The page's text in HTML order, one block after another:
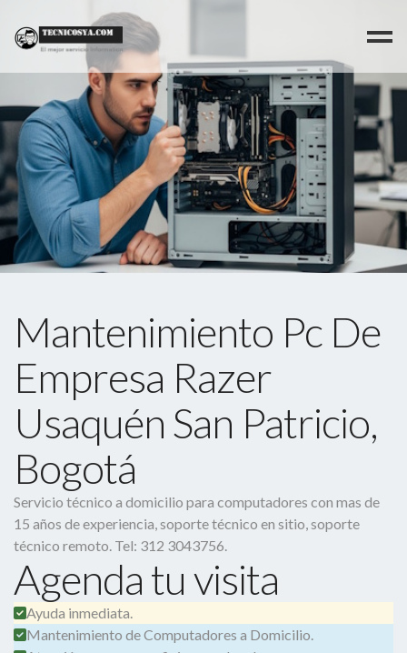
Mantenimiento Pc De
Empresa Razer
Usaquén San Patricio,
Bogotá
Servicio técnico a domicilio para computadores con mas de
15 años de experiencia, soporte técnico en sitio, soporte
técnico remoto. Tel: 312 3043756.
Agenda tu visita
Ayuda inmediata.
Mantenimiento de Computadores a Domicilio.